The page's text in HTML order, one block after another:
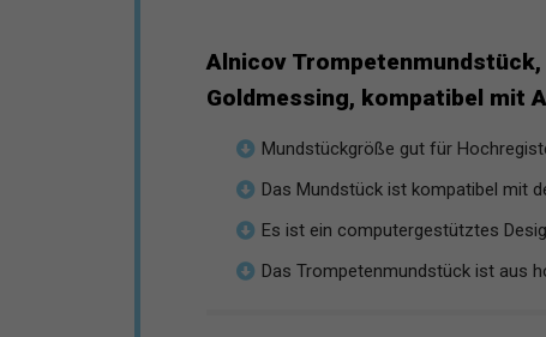
Alnicov
Goldmessing, kompatibel mit
Mundstückgröße gut für
Das Mundstück ist kompatibel mit
Es ist ein computergestütztes
Das Trompetenmundstück ist aus